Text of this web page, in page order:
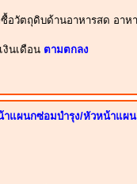
อวัตถุดิบด้านอาหารสด อาห
เงินเดือน ตามตกลง
าแผนกซ่อมบำรุง/หัวหน้าแผน